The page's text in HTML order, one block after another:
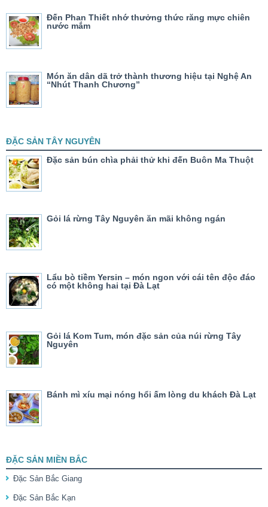
Đến Phan Thiết nhớ thưởng thức răng mực chiên
nước mắm
Món ăn dân dã trở thành thương hiệu tại Nghệ An
“Nhút Thanh Chương”
ĐẶC SẢN TÂY NGUYÊN
Đặc sản bún chìa phải thử khi đến Buôn Ma Thuột
Gỏi lá rừng Tây Nguyên ăn mãi không ngán
Lẩu bò tiềm Yersin – món ngon với cái tên độc đáo
có một không hai tại Đà Lạt
Gỏi lá Kom Tum, món đặc sản của núi rừng Tây
Nguyên
Bánh mì xíu mại nóng hổi ấm lòng du khách Đà Lạt
ĐẶC SẢN MIỀN BẮC
Đặc Sản Bắc Giang
Đặc Sản Bắc Kạn